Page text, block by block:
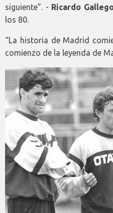
siguiente”. - Ricardo
los 80.
“La historia de Madrid
comienzo de la leyenda de